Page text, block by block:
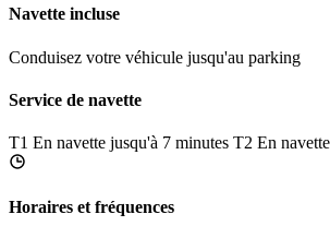
Navette incluse
Conduisez votre véhicule jusqu'au parking
Service de navette
T1 En navette jusqu'à 7 minutes T2 En
Horaires et fréquences